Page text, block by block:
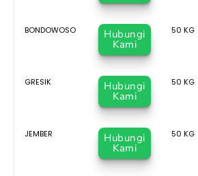
BONDOWOSO Hubungi
Kami
50 KG
GRESIK Hubungi
Kami
50 KG
JEMBER Hubungi
Kami
50 KG